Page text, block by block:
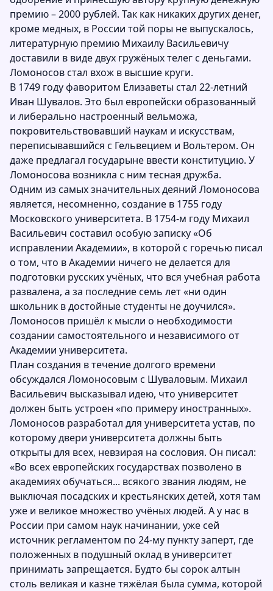
премию – 2000 рублей. Так как никаких других денег,
кроме медных, в России той поры не выпускалось,
литературную премию Михаилу Васильевичу
доставили в виде двух гружёных телег с деньгами.
Ломоносов стал вхож в высшие круги.
В 1749 году фаворитом Елизаветы стал 22-летний
Иван Шувалов. Это был европейски образованный
и либерально настроенный вельможа,
покровительствовавший наукам и искусствам,
переписывавшийся с Гельвецием и Вольтером. Он
даже предлагал государыне ввести конституцию. У
Ломоносова возникла с ним тесная дружба.
Одним из самых значительных деяний Ломоносова
является, несомненно, создание в 1755 году
Московского университета. В 1754-м году Михаил
Васильевич составил особую записку «Об
исправлении Академии», в которой с горечью писал
о том, что в Академии ничего не делается для
подготовки русских учёных, что вся учебная работа
развалена, а за последние семь лет «ни один
школьник в достойные студенты не доучился».
Ломоносов пришёл к мысли о необходимости
создании самостоятельного и независимого от
Академии университета.
План создания в течение долгого времени
обсуждался Ломоносовым с Шуваловым. Михаил
Васильевич высказывал идею, что университет
должен быть устроен «по примеру иностранных».
Ломоносов разработал для университета устав, по
которому двери университета должны быть
открыты для всех, невзирая на сословия. Он писал:
«Во всех европейских государствах позволено в
академиях обучаться... всякого звания людям, не
выключая посадских и крестьянских детей, хотя там
уже и великое множество учёных людей. А у нас в
России при самом наук начинании, уже сей
источник регламентом по 24-му пункту заперт, где
положенных в подушный оклад в университет
принимать запрещается. Будто бы сорок алтын
столь великая и казне тяжёлая была сумма, которой